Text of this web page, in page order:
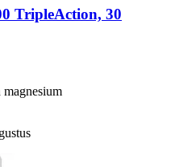
TripleAction, 30